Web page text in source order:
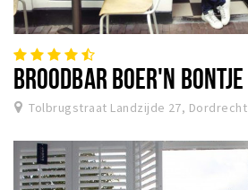
BROODBAR BOER'N BONTJE
Tolbrugstraat Landzijde 27, Dordrecht